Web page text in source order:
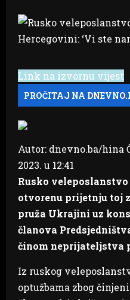
Link na izvornu vijest
Autor: dnevno.ba/hina
2023. u 12:41
Rusko
otvorenu prijetnju toj
pruža Ukrajini uz
članova
činom neprijateljstva
Iz ruskog
optužbama zbog